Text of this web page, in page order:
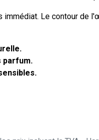
immédiat. Le contour de
parfum.